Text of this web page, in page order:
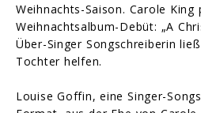
Weihnachts-Saison. Carole
Weihnachtsalbum-Debüt: „A
Über-Singer Songschreiberin
Tochter helfen.
Louise Goffin, eine Singer-